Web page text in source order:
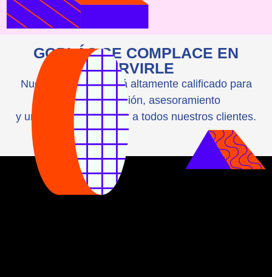
GOPLÁS SE COMPLACE EN
SERVIRLE
Nuestro personal está altamente calificado para
ofrecer orientación, asesoramiento
y un servicio de calidad a todos nuestros clientes.